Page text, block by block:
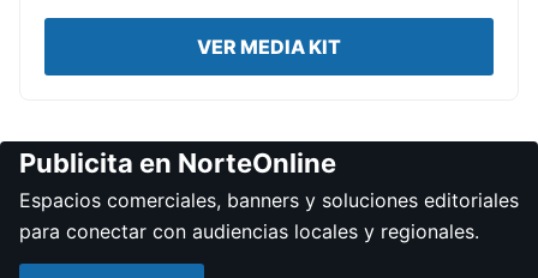
VER MEDIA KIT
Publicita en NorteOnline
Espacios comerciales, banners y soluciones editoriales
para conectar con audiencias locales y regionales.